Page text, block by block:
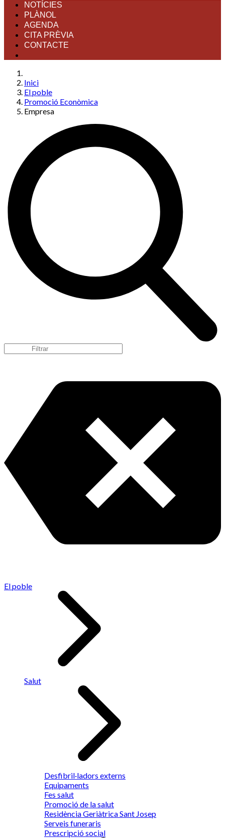
NOTÍCIES
PLÀNOL
AGENDA
CITA PRÈVIA
CONTACTE
Inici
El poble
Promoció Econòmica
Empresa
El poble
Salut
Desfibril·ladors externs
Equipaments
Fes salut
Promoció de la salut
Residència Geriàtrica Sant Josep
Serveis funeraris
Prescripció social